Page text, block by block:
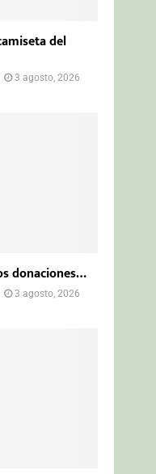
del
3 agosto, 2026
donaciones…
3 agosto, 2026